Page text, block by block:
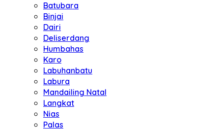
Batubara
Binjai
Dairi
Deliserdang
Humbahas
Karo
Labuhanbatu
Labura
Mandailing Natal
Langkat
Nias
Palas